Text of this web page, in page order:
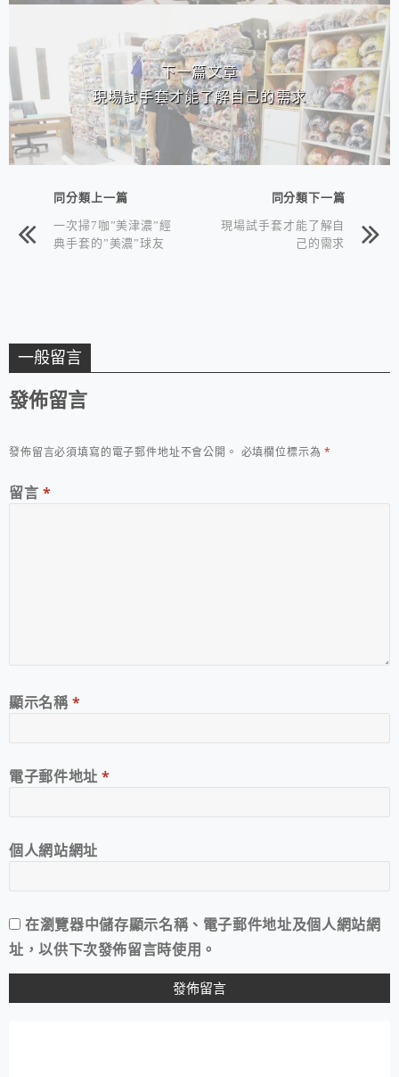
下一篇文章
現場試手套才能了解自己的需求
同分類上一篇
一次掃7咖”美津濃”經
典手套的”美濃”球友
同分類下一篇
現場試手套才能了解自
己的需求
一般留言
發佈留言
發佈留言必須填寫的電子郵件地址不會公開。 必填欄位標示為*
留言 *
顯示名稱*
電子郵件地址*
個人網站網址
在瀏覽器中儲存顯示名稱、電子郵件地址及個人網站網
址，以供下次發佈留言時使用。